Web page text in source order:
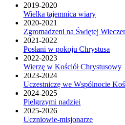
2019-2020
Wielka tajemnica wiary
2020-2021
Zgromadzeni na Świętej
2021-2022
Posłani w pokoju Chrystusa
2022-2023
Wierzę w Kościół Chrystusowy
2023-2024
Uczestniczę we Wspólnocie
2024-2025
Pielgrzymi nadziei
2025-2026
Uczniowie-misjonarze